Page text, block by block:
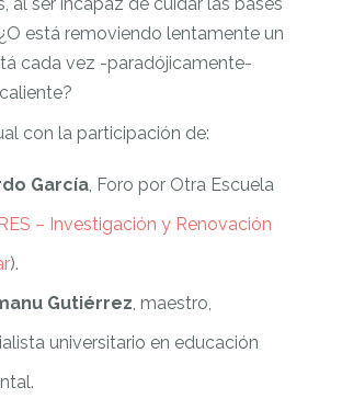
está removiendo lentamente un
cada vez -paradójicamente-
con la participación de:
García, Foro por Otra Escuela
– Investigación y Renovación
).
Gutiérrez, maestro,
universitario en educación